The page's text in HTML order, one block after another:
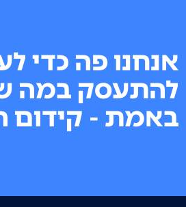
אנחנו פה כדי
להתעסק במה
באמת - קידום